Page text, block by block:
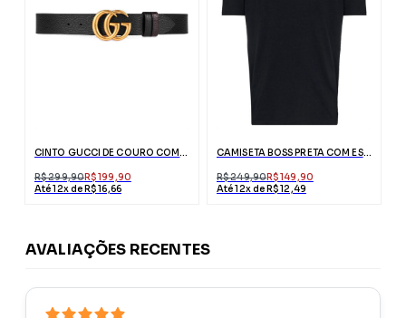
CINTO GUCCI DE COURO COM FIVELA DUPLO G DOURADA
R$ 299,90R$ 199,90
Até 12x de R$ 16,66
CAMISETA BOSS PRETA COM ESTAMPA FRONTAL
R$ 249,90R$ 149,90
Até 12x de R$ 12,49
AVALIAÇÕES RECENTES